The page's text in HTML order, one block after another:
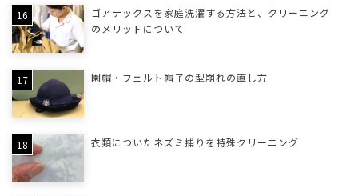
ゴアテックスを家庭洗濯する方法と、クリーニング
のメリットについて
園帽・フェルト帽子の型崩れの直し方
衣類についたネズミ捕りを特殊クリーニング